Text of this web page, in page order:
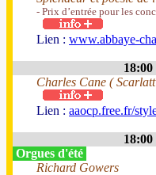
- Prix d’entrée pour les
Lien : www.abbaye-
18:00
Charles Cane (
Lien : aaocp.free.fr/
18:00
Orgues d'été
Richard Gowers